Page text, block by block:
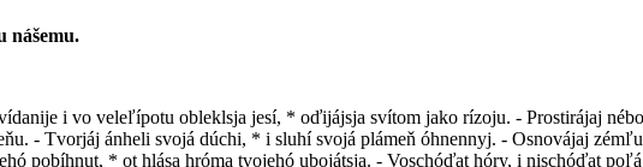
nášemu.
i vo veleľípotu obleklsja jesí, * oďijájsja svítom jako rízoju. - Prostirájaj
- Tvorjáj ánheli svojá dúchi, * i sluhí svojá plámeň óhnennyj. - Osnovájaj
pobíhnut, * ot hlása hróma tvojehó ubojátsja. - Voschóďat hóry, i nischóďat